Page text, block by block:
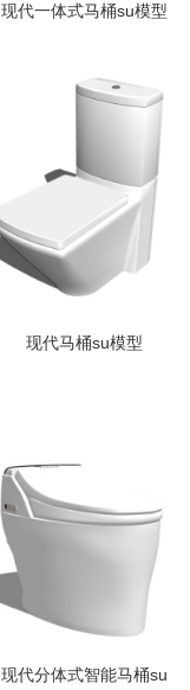
现代一体式马桶su模型
现代马桶su模型
现代分体式智能马桶su